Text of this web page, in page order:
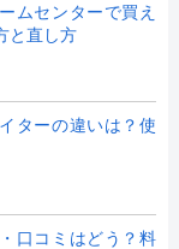
ムセンターで買え
と直し方
ターの違いは？使
口コミはどう？料